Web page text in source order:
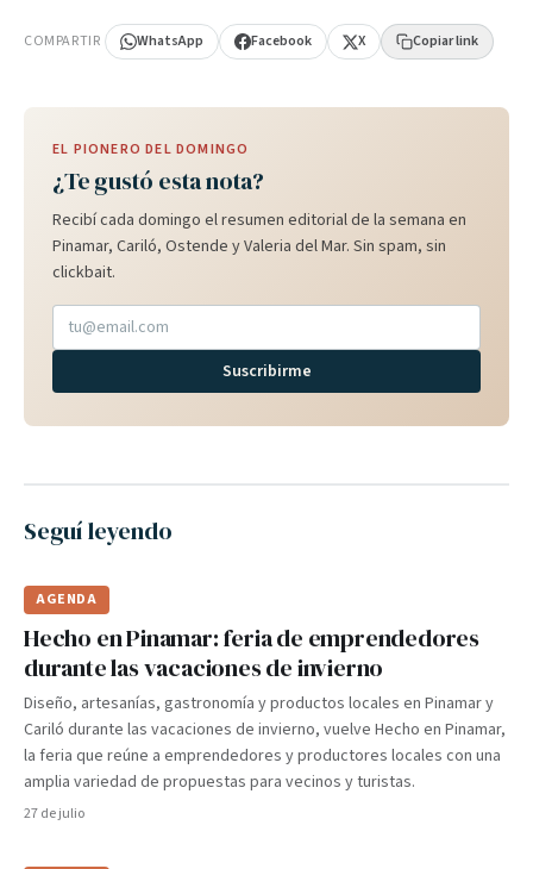
COMPARTIR WhatsApp Facebook X Copiar link
EL PIONERO DEL DOMINGO
¿Te gustó esta nota?
Recibí cada domingo el resumen editorial de la semana en
Pinamar, Cariló, Ostende y Valeria del Mar. Sin spam, sin
clickbait.
Suscribirme
Seguí leyendo
AGENDA
Hecho en Pinamar: feria de emprendedores
durante las vacaciones de invierno
Diseño, artesanías, gastronomía y productos locales en Pinamar y
Cariló durante las vacaciones de invierno, vuelve Hecho en Pinamar,
la feria que reúne a emprendedores y productores locales con una
amplia variedad de propuestas para vecinos y turistas.
27 de julio